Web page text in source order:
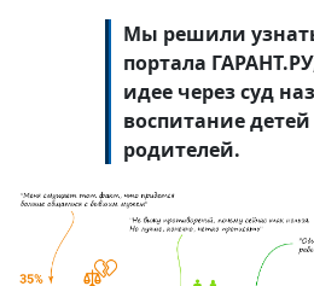
Мы решили
портала
идее через суд
воспитание
родителей.